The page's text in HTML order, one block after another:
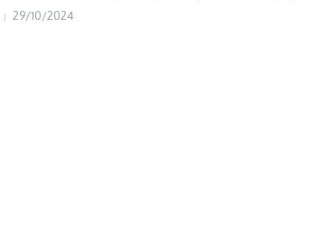
29/10/2024